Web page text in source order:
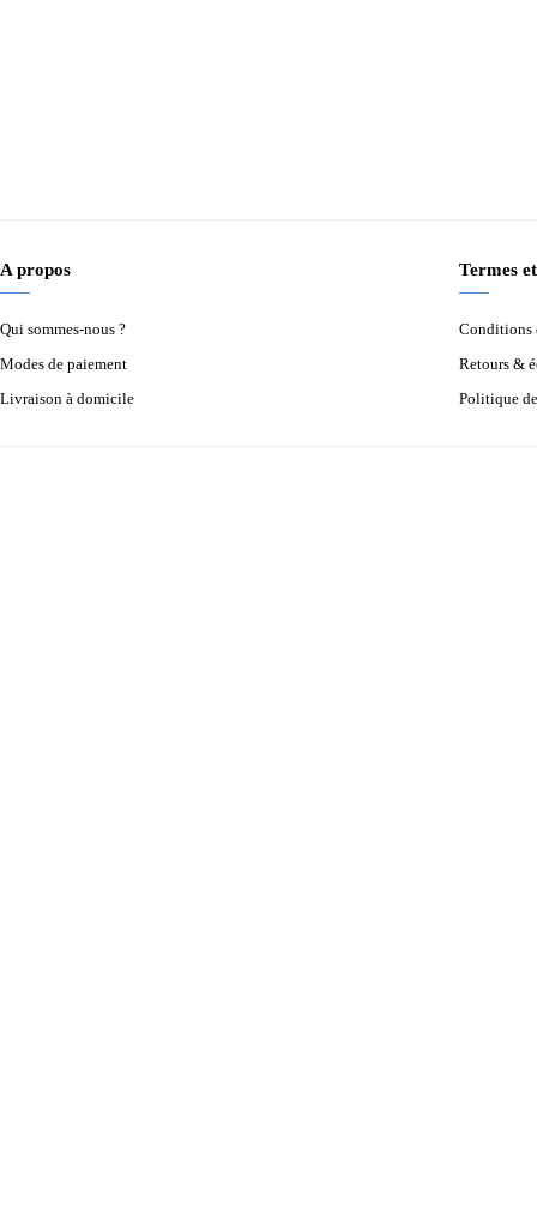
A propos
Qui sommes-nous ?
Modes de paiement
Livraison à domicile
Termes
Conditions
Retours &
Politique